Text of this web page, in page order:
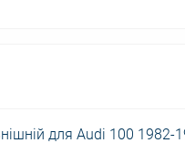
для Audi 100 1982-